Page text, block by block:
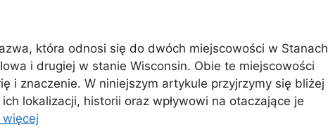
która odnosi się do dwóch miejscowości w Stanach
i drugiej w stanie Wisconsin. Obie te miejscowości
i znaczenie. W niniejszym artykule przyjrzymy się bliżej
lokalizacji, historii oraz wpływowi na otaczające je